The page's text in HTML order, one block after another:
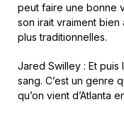
peut faire une bonne
son irait vraiment
plus traditionnelles.
Jared Swilley : Et puis
sang. C’est un genre
qu’on vient d’Atlanta